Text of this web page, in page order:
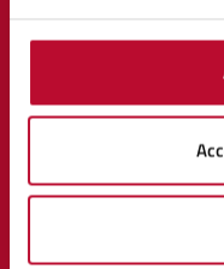
Enti e fondazioni
Documenti e dati